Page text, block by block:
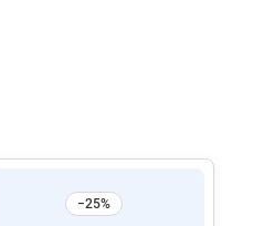
−25%